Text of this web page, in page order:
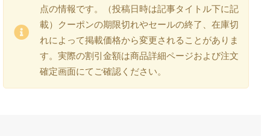
点の情報です。（投稿日時は記事タイトル下に記
載）クーポンの期限切れやセールの終了、在庫切
れによって掲載価格から変更されることがありま
す。実際の割引金額は商品詳細ページおよび注文
確定画面にてご確認ください。